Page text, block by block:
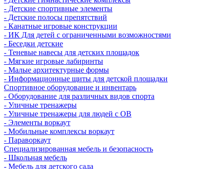
- Детские спортивные элементы
- Детские полосы препятствий
- Канатные игровые конструкции
- ИК Для детей с ограниченными возможностями
- Беседки детские
- Теневые навесы для детских площадок
- Мягкие игровые лабиринты
- Малые архитектурные формы
- Информационные щиты для детской площадки
Спортивное оборудование и инвентарь
- Оборудование для различных видов спорта
- Уличные тренажеры
- Уличные тренажеры для людей с ОВ
- Элементы воркаут
- Мобильные комплексы воркаут
- Параворкаут
Cпециализированная мебель и безопасность
- Школьная мебель
- Мебель для детского сада